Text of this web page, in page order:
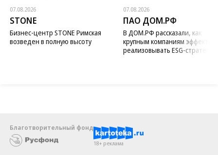
07.08.2026
STONE
Бизнес-центр STONE Римская
возведен в полную высоту
07.08.2026
ПАО ДОМ.РФ
В ДОМ.РФ рассказали, как
крупным компаниям
реализовывать ESG-стратегию
Благотворительный фонд
18+ реклама